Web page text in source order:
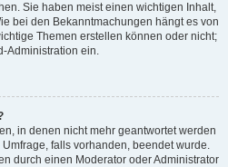
Sie haben meist einen wichtigen Inhalt,
bei den Bekanntmachungen hängt es von
Themen erstellen können oder nicht;
Administration ein.
in denen nicht mehr geantwortet werden
falls vorhanden, beendet wurde.
durch einen Moderator oder Administrator